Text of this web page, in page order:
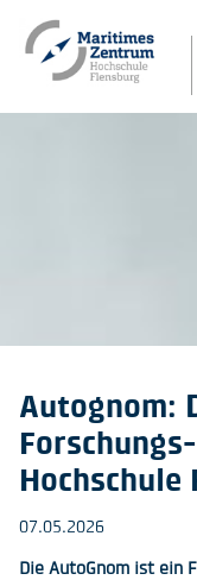
Autognom:
Hochschule
07.05.2026
Die AutoGnom ist ein